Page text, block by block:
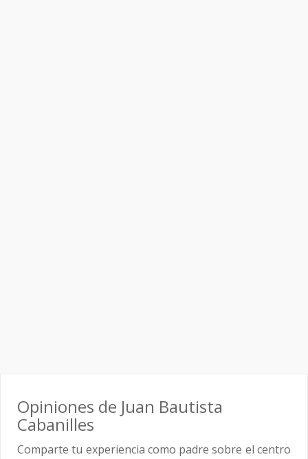
Opiniones de Juan Bautista
Cabanilles
Comparte tu experiencia como padre sobre el centro